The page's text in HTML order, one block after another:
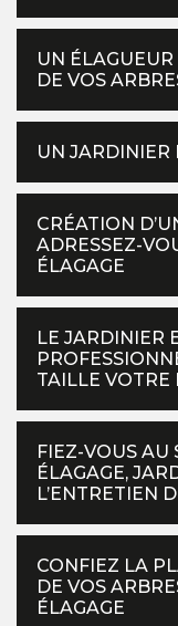
UN ÉLAGUEUR
DE VOS
UN JARDINIER
CRÉATION
ADRESSEZ-
ÉLAGAGE
LE JARDINIER
TAILLE VOTRE
FIEZ-VOUS AU
ÉLAGAGE,
L’ENTRETIEN
CONFIEZ LA
DE VOS
ÉLAGAGE